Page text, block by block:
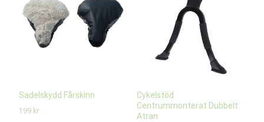
Sadelskydd Fårskinn
199 kr
Cykelstöd
Centrummonterat Dubbelt
Atran